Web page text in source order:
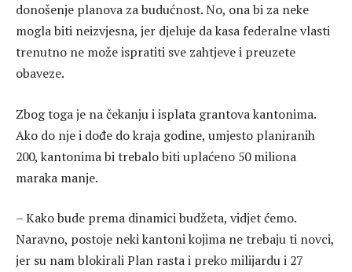
donošenje planova za budućnost. No, ona bi za neke
mogla biti neizvjesna, jer djeluje da kasa federalne vlasti
trenutno ne može ispratiti sve zahtjeve i preuzete
obaveze.
Zbog toga je na čekanju i isplata grantova kantonima.
Ako do nje i dođe do kraja godine, umjesto planiranih
200, kantonima bi trebalo biti uplaćeno 50 miliona
maraka manje.
– Kako bude prema dinamici budžeta, vidjet ćemo.
Naravno, postoje neki kantoni kojima ne trebaju ti novci,
jer su nam blokirali Plan rasta i preko milijardu i 27